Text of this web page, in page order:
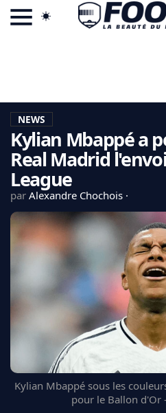
LA CHARTE
VIE PRIVÉE
CGU
CONTACTEZ-NOUS
MERCATO
CDM 2026
LIGUE 1
REAL MADRID
FC BARCELONE
MANCHESTER UNITED
CHELSEA
ARSENAL
BAYERN
L'AVIS DE LA RÉDAC'
NEWS
Kylian Mbappé a
Real Madrid
League
par Alexandre Chochois
Kylian Mbappé sous les
pour le Ballon d'Or